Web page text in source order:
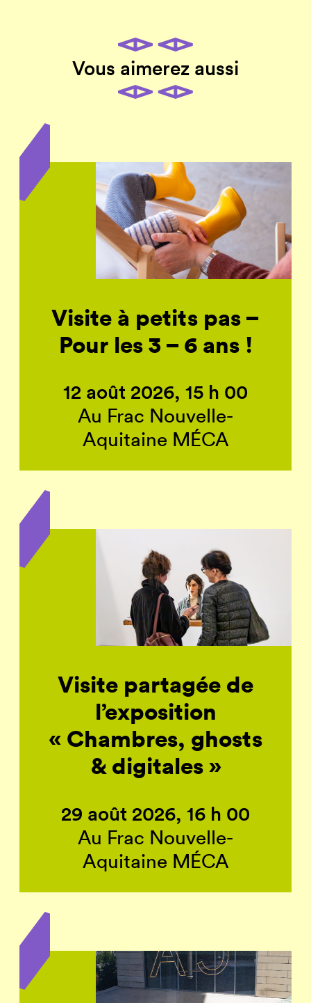
Vous aimerez aussi
Visite à petits pas –
Pour les 3 – 6 ans !
12 août 2026, 15 h 00
Au Frac Nouvelle-
Aquitaine MÉCA
Visite partagée de
l’exposition
« Chambres, ghosts
& digitales »
29 août 2026, 16 h 00
Au Frac Nouvelle-
Aquitaine MÉCA